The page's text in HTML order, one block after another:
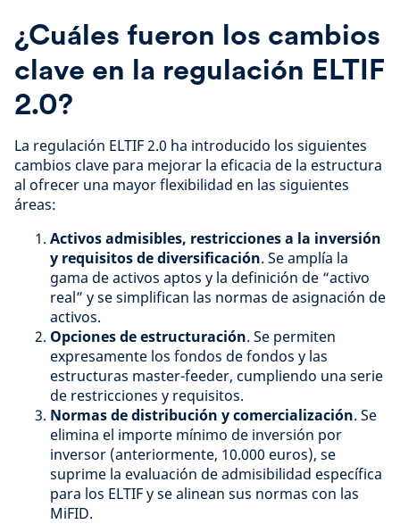
¿Cuáles fueron los cambios
clave en la regulación ELTIF
2.0?
La regulación ELTIF 2.0 ha introducido los siguientes
cambios clave para mejorar la eficacia de la estructura
al ofrecer una mayor flexibilidad en las siguientes
áreas:
Activos admisibles, restricciones a la inversión
y requisitos de diversificación. Se amplía la
gama de activos aptos y la definición de “activo
real” y se simplifican las normas de asignación de
activos.
Opciones de estructuración. Se permiten
expresamente los fondos de fondos y las
estructuras master-feeder, cumpliendo una serie
de restricciones y requisitos.
Normas de distribución y comercialización. Se
elimina el importe mínimo de inversión por
inversor (anteriormente, 10.000 euros), se
suprime la evaluación de admisibilidad específica
para los ELTIF y se alinean sus normas con las
MiFID.